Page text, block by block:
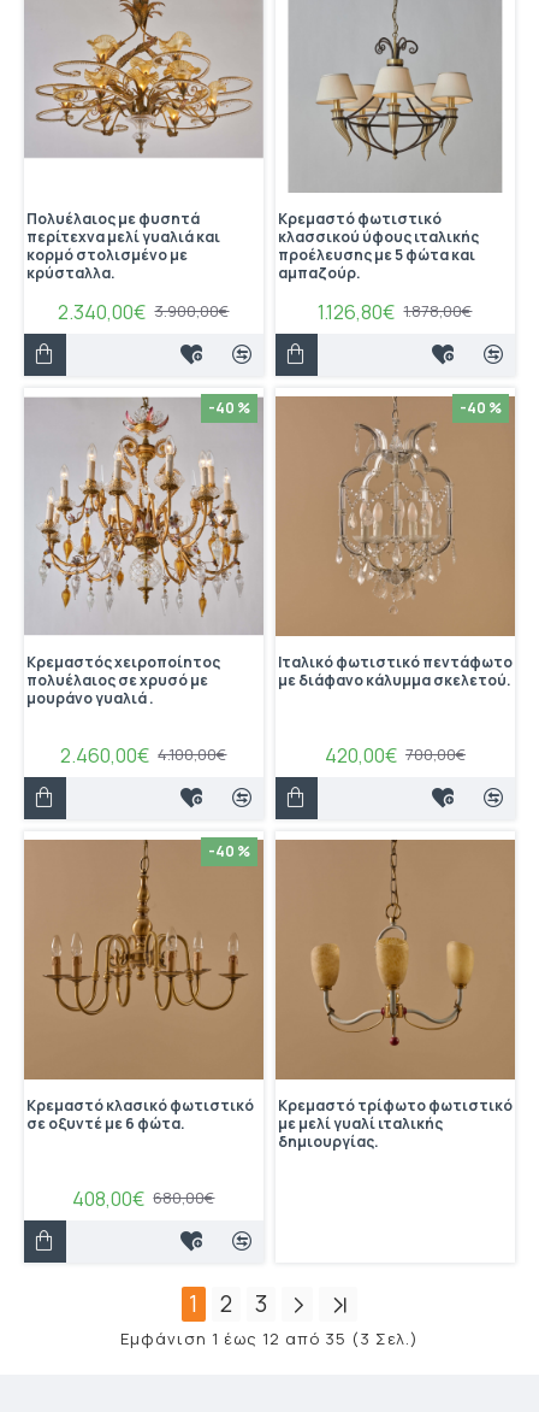
Πολυέλαιος με φυσητά
περίτεχνα μελί γυαλιά και
κορμό στολισμένο με
κρύσταλλα.
2.340,00€ 3.900,00€
Κρεμαστό φωτιστικό
κλασσικού ύφους ιταλικής
προέλευσης με 5 φώτα και
αμπαζούρ.
1.126,80€ 1.878,00€
-40 %
Κρεμαστός χειροποίητος
πολυέλαιος σε χρυσό με
μουράνο γυαλιά .
2.460,00€ 4.100,00€
-40 %
Ιταλικό φωτιστικό πεντάφωτο
με διάφανο κάλυμμα σκελετού.
420,00€ 700,00€
-40 %
Κρεμαστό κλασικό φωτιστικό
σε οξυντέ με 6 φώτα.
408,00€ 680,00€
Κρεμαστό τρίφωτο φωτιστικό
με μελί γυαλί ιταλικής
δημιουργίας.
1 2 3
Εμφάνιση 1 έως 12 από 35 (3 Σελ.)